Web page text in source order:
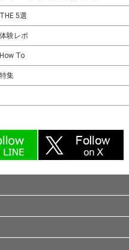
THE 5選
体験レポ
How To
特集